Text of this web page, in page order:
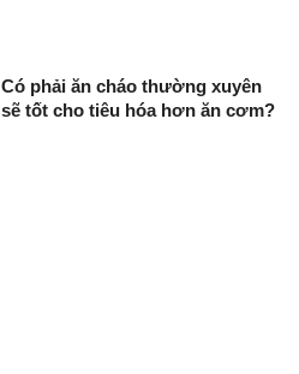
Có phải ăn cháo thường xuyên
sẽ tốt cho tiêu hóa hơn ăn cơm?